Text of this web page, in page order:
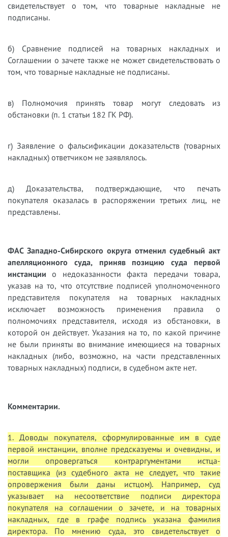
свидетельствует о том, что товарные накладные не
подписаны.
б) Сравнение подписей на товарных накладных и
Соглашении о зачете также не может свидетельствовать о
том, что товарные накладные не подписаны.
в) Полномочия принять товар могут следовать из
обстановки (п. 1 статьи 182 ГК РФ).
г) Заявление о фальсификации доказательств (товарных
накладных) ответчиком не заявлялось.
д) Доказательства, подтверждающие, что печать
покупателя оказалась в распоряжении третьих лиц, не
представлены.
ФАС Западно-Сибирского округа отменил судебный акт
апелляционного суда, приняв позицию суда первой
инстанции о недоказанности факта передачи товара,
указав на то, что отсутствие подписей уполномоченного
представителя покупателя на товарных накладных
исключает возможность применения правила о
полномочиях представителя, исходя из обстановки, в
которой он действует. Указания на то, по какой причине
не были приняты во внимание имеющиеся на товарных
накладных (либо, возможно, на части представленных
товарных накладных) подписи, в судебном акте нет.
Комментарии.
1. Доводы покупателя, сформулированные им в суде
первой инстанции, вполне предсказуемы и очевидны, и
могли опровергаться контраргументами истца-
поставщика (из судебного акта не следует, что такие
опровержения были даны истцом). Например, суд
указывает на несоответствие подписи директора
покупателя на соглашении о зачете, и на товарных
накладных, где в графе подпись указана фамилия
директора. По мнению суда, это свидетельствует о